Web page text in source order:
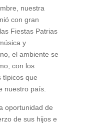
nuestra
con gran
Fiestas Patrias
y
el ambiente se
con los
típicos que
nuestro país.
oportunidad de
de sus hijos e